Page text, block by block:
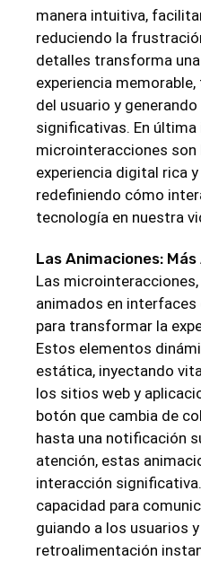
manera intuitiva,
reduciendo la
detalles transforma
experiencia
del usuario y
significativas. En última
microinteracciones son
experiencia digital rica
redefiniendo cómo
tecnología en nuestra
Las Animaciones:
Las
animados en
para transformar la
Estos elementos
estática, inyectando
los sitios web y
botón que cambia de
hasta una notificación
atención, estas
interacción
capacidad para
guiando a los usuarios
retroalimentación